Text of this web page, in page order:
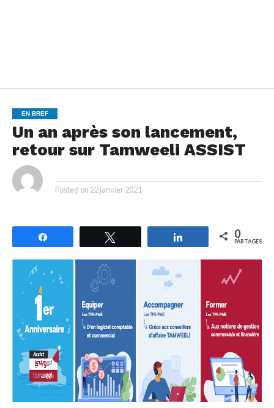
EN BREF
Un an après son lancement,
retour sur Tamweeli ASSIST
Posted on 22 janvier 2021
Partagez 0
PARTAGES